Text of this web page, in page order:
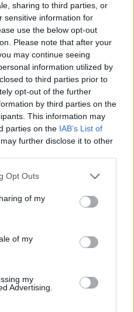
sharing to third parties, or
sensitive information for
use the below opt-out
Please note that after your
may continue seeing
information utilized by
to third parties prior to
opt-out of the further
by third parties on the
This information may
parties on the IAB’s List of
further disclose it to other
Opt Outs
of my
of my
my
Advertising.
Moretti: “Daremo tutto”
ai visitatori. Il contenuto di questo
e non rappresenta la linea editoriale
e indipendente. I messaggi inclusi nei